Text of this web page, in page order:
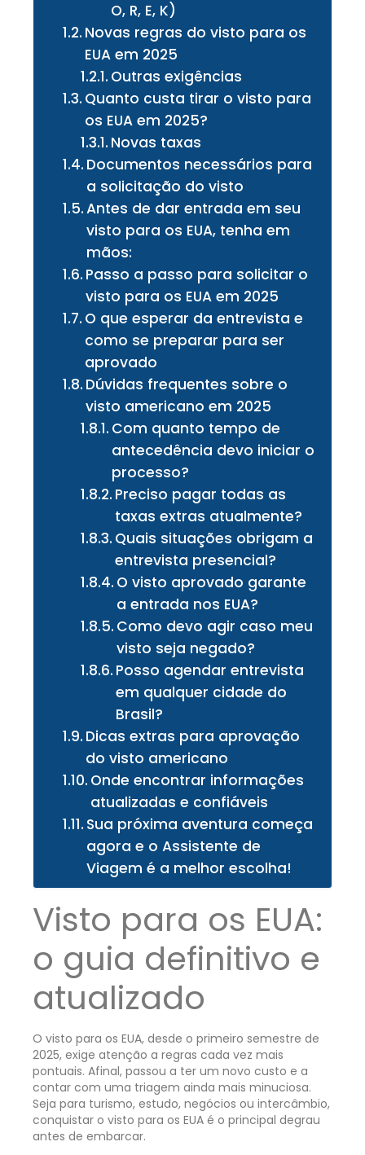
O, R, E, K)
Novas regras do visto para os
EUA em 2025
Outras exigências
Quanto custa tirar o visto para
os EUA em 2025?
Novas taxas
Documentos necessários para
a solicitação do visto
Antes de dar entrada em seu
visto para os EUA, tenha em
mãos:
Passo a passo para solicitar o
visto para os EUA em 2025
O que esperar da entrevista e
como se preparar para ser
aprovado
Dúvidas frequentes sobre o
visto americano em 2025
Com quanto tempo de
antecedência devo iniciar o
processo?
Preciso pagar todas as
taxas extras atualmente?
Quais situações obrigam a
entrevista presencial?
O visto aprovado garante
a entrada nos EUA?
Como devo agir caso meu
visto seja negado?
Posso agendar entrevista
em qualquer cidade do
Brasil?
Dicas extras para aprovação
do visto americano
Onde encontrar informações
atualizadas e confiáveis
Sua próxima aventura começa
agora e o Assistente de
Viagem é a melhor escolha!
Visto para os EUA:
o guia definitivo e
atualizado
O visto para os EUA, desde o primeiro semestre de
2025, exige atenção a regras cada vez mais
pontuais. Afinal, passou a ter um novo custo e a
contar com uma triagem ainda mais minuciosa.
Seja para turismo, estudo, negócios ou intercâmbio,
conquistar o visto para os EUA é o principal degrau
antes de embarcar.